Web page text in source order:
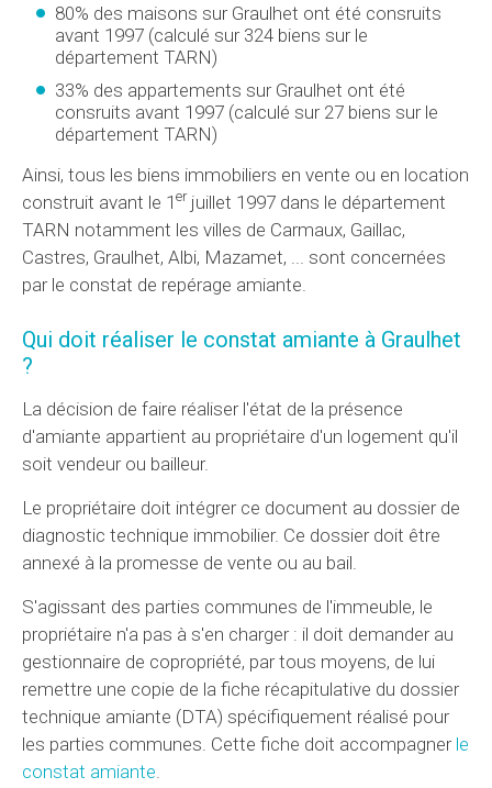
80% des maisons sur Graulhet ont été consruits
avant 1997 (calculé sur 324 biens sur le
département TARN)
33% des appartements sur Graulhet ont été
consruits avant 1997 (calculé sur 27 biens sur le
département TARN)
Ainsi, tous les biens immobiliers en vente ou en location
construit avant le 1 erjuillet 1997 dans le département
TARN notamment les villes de Carmaux, Gaillac,
Castres, Graulhet, Albi, Mazamet, ... sont concernées
par le constat de repérage amiante.
Qui doit réaliser le constat amiante à Graulhet
?
La décision de faire réaliser l'état de la présence
d'amiante appartient au propriétaire d'un logement qu'il
soit vendeur ou bailleur.
Le propriétaire doit intégrer ce document au dossier de
diagnostic technique immobilier. Ce dossier doit être
annexé à la promesse de vente ou au bail.
S'agissant des parties communes de l'immeuble, le
propriétaire n'a pas à s'en charger : il doit demander au
gestionnaire de copropriété, par tous moyens, de lui
remettre une copie de la fiche récapitulative du dossier
technique amiante (DTA) spécifiquement réalisé pour
les parties communes. Cette fiche doit accompagner le
constat amiante